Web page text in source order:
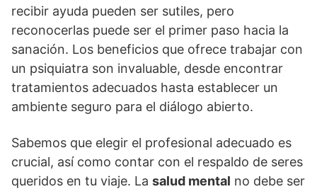
recibir ayuda pueden ser sutiles, pero
reconocerlas puede ser el primer paso hacia la
sanación. Los beneficios que ofrece trabajar con
un psiquiatra son invaluable, desde encontrar
tratamientos adecuados hasta establecer un
ambiente seguro para el diálogo abierto.
Sabemos que elegir el profesional adecuado es
crucial, así­ como contar con el respaldo de seres
queridos en tu viaje. La salud mental no debe ser